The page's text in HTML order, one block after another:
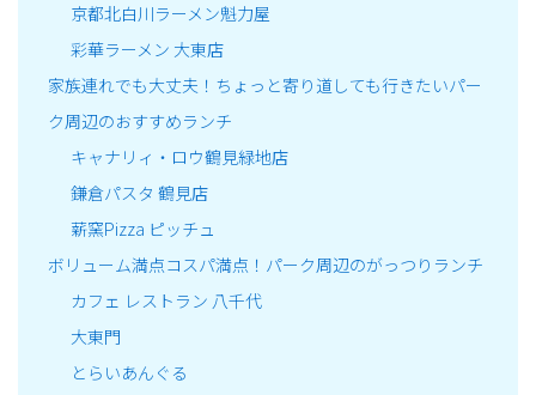
京都北白川ラーメン魁力屋
彩華ラーメン 大東店
家族連れでも大丈夫！ちょっと寄り道しても行きたいパー
ク周辺のおすすめランチ
キャナリィ・ロウ鶴見緑地店
鎌倉パスタ 鶴見店
薪窯Pizza ピッチュ
ボリューム満点コスパ満点！パーク周辺のがっつりランチ
カフェ レストラン 八千代
大東門
とらいあんぐる